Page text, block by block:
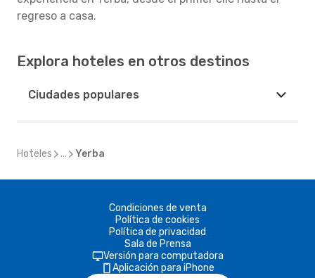
regreso a casa.
Explora hoteles en otros destinos
Ciudades populares
Hoteles ... Yerba
Condiciones de venta
Política de cookies
Política de privacidad
Sala de Prensa
Versión para computadora
Aplicación para iPhone